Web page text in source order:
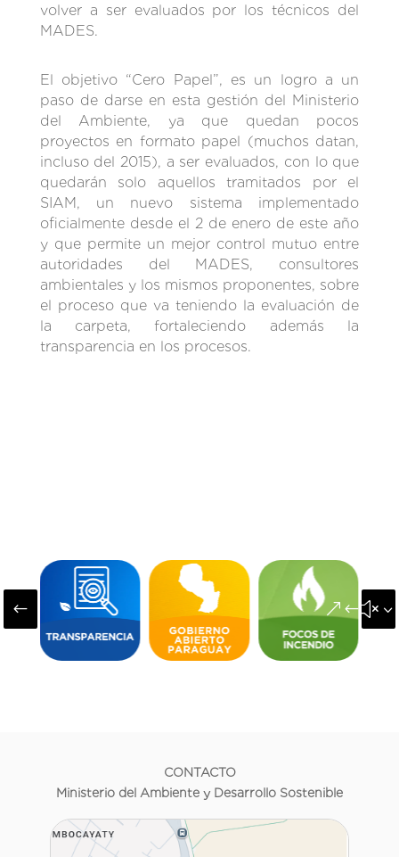
volver a ser evaluados por los técnicos del
MADES.
El objetivo “Cero Papel”, es un logro a un
paso de darse en esta gestión del Ministerio
del Ambiente, ya que quedan pocos
proyectos en formato papel (muchos datan,
incluso del 2015), a ser evaluados, con lo que
quedarán solo aquellos tramitados por el
SIAM, un nuevo sistema implementado
oficialmente desde el 2 de enero de este año
y que permite un mejor control mutuo entre
autoridades del MADES, consultores
ambientales y los mismos proponentes, sobre
el proceso que va teniendo la evaluación de
la carpeta, fortaleciendo además la
transparencia en los procesos.
#
CONTACTO
Ministerio del Ambiente y Desarrollo Sostenible